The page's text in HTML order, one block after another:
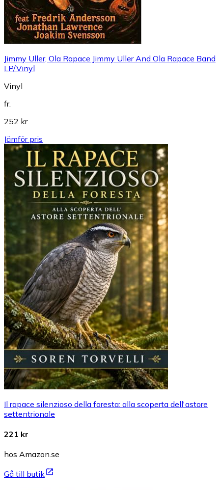
Jimmy Uller, Ola Rapace Jimmy Uller And Ola Rapace Band
LP/Vinyl
Vinyl
fr.
252 kr
Jämför pris
Il rapace silenzioso della foresta: alla scoperta dell'astore
settentrionale
221 kr
hos Amazon.se
Gå till butik